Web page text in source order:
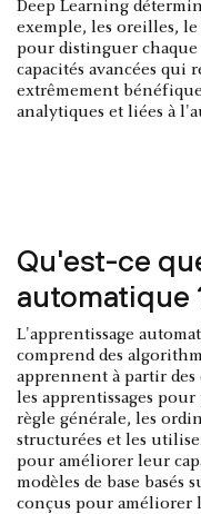
Deep Learning
exemple, les oreilles, le
pour distinguer chaque
capacités avancées qui
extrêmement
analytiques et liées à
Qu'est-ce
automatique
L'apprentissage
comprend des
apprennent à partir
les apprentissages
règle générale, les
structurées et les
pour améliorer leur
modèles de base basés
conçus pour améliorer